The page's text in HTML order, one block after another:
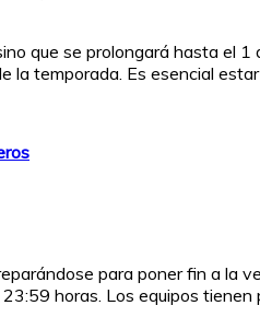
que se prolongará hasta el
la temporada. Es esencial
para poner fin a la
horas. Los equipos